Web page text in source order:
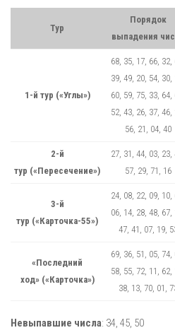
Тур
Порядок
выпадения
1-й тур («Углы»)
68, 35, 17, 66, 32,
39, 49, 20, 54, 30,
60, 59, 75, 33, 64,
52, 43, 26, 37, 46,
56, 21, 04, 40
2-й
тур («Пересечение»)
27, 31, 44, 03, 23,
57, 29, 71, 16
3-й
тур («Карточка-55»)
24, 08, 22, 09, 10,
06, 14, 28, 48, 67,
47, 41, 07, 19,
«Последний
ход» («Карточка»)
69, 36, 51, 05, 74,
58, 55, 72, 11, 62,
38, 13, 70, 01,
Невыпавшие числа: 34, 45, 50